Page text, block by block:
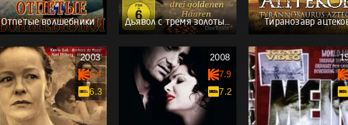
Отпетые волшебники Дьявол с тремя золотыми волосками Тиранозавр
2003
6.4
6.3
2008
7.9
7.2